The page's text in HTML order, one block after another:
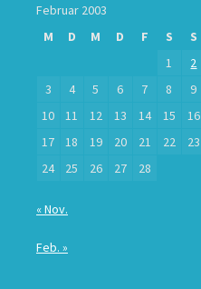
Februar 2003
M
D M D F S
S
1
2
3
4 5 6 7 8
9
10
11 12 13 14 15
16
17
18 19 20 21 22
23
24
25 26 27 28
« Nov.
Feb. »